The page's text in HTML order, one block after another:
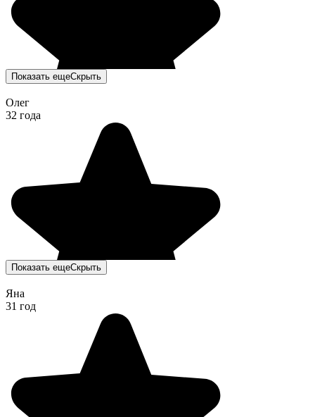
Показать ещеСкрыть
Олег
32 года
Показать ещеСкрыть
Яна
31 год